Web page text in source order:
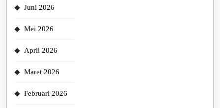
Juni 2026
Mei 2026
April 2026
Maret 2026
Februari 2026